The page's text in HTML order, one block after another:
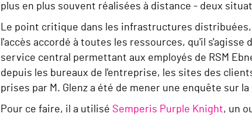
plus en plus souvent réalisées à distance - deux
Le point critique dans les infrastructures
l'accès accordé à toutes les ressources, qu'il
service central permettant aux employés de RSM
depuis les bureaux de l'entreprise, les sites des
prises par M. Glenz a été de mener une enquête sur
Pour ce faire, il a utilisé Semperis Purple Knight, un